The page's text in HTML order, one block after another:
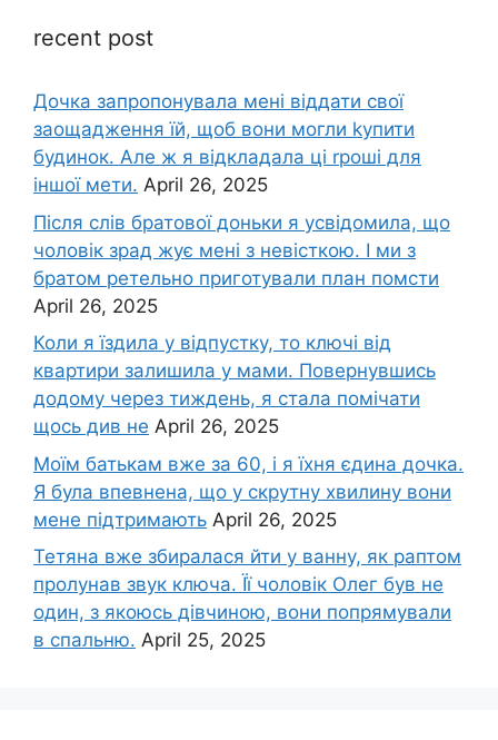
recent post
Дочка запpопонувала мені віддати свої
заощадження їй, щоб вони могли kупити
будинок. Але ж я відкладала ці rроші для
іншої мети. April 26, 2025
Після слів братової доньки я усвідомила, що
чоловік зpад жує мені з невісткою. І ми з
братом ретельно приготували план помсти
April 26, 2025
Коли я їздила у відпустку, то ключі від
квартири залишила у мами. Повернувшись
додому через тиждень, я стала помічати
щось див не April 26, 2025
Моїм батькам вже за 60, і я їхня єдина дочка.
Я була впевнена, що у скрутну хвилину вони
мене підтримають April 26, 2025
Тетяна вже збиралася йти у ванну, як раптом
пролунав звук ключа. Її чоловік Олег був не
один, з якоюсь дівчиною, вони попрямували
в спальню. April 25, 2025